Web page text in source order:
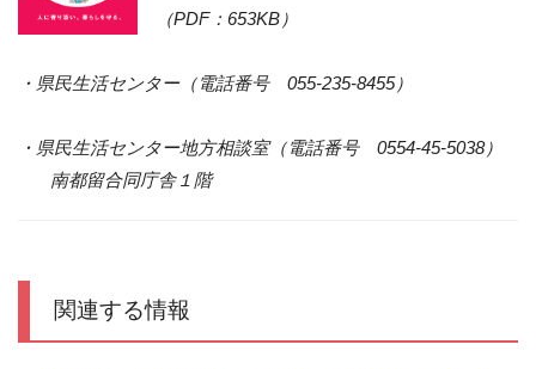
（PDF：653KB）
・県民生活センター（電話番号 055-235-8455）
・県民生活センター地方相談室（電話番号 0554-45-5038）
南都留合同庁舎１階
関連する情報